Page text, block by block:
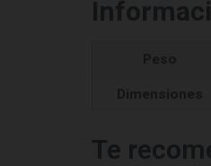
Dimensiones
Te